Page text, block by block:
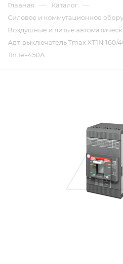
Главная — Каталог —
Силовое и коммутационное
Воздушные и литые
Авт. выключатель Tmax XT1N 160/
1In Ie=450A